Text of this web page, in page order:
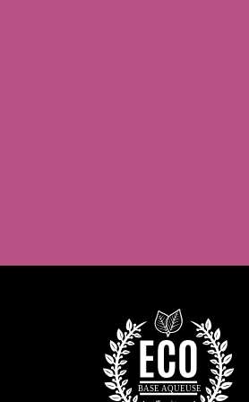
BASE AQUEUSE